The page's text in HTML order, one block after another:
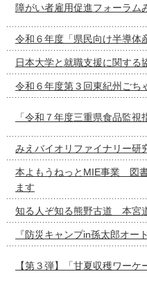
障がい者雇用促進フォーラム
令和６年度「県民向け半導
日本大学と就職支援に関する
令和６年度第３回東紀州ごち
「令和７年度三重県食品監
みえバイオリファイナリー
本よもうねっとMIE事業 図
ます
知る人ぞ知る熊野古道 本宮
『防災キャンプin孫太郎オー
【第３弾】「甘夏収穫ワー